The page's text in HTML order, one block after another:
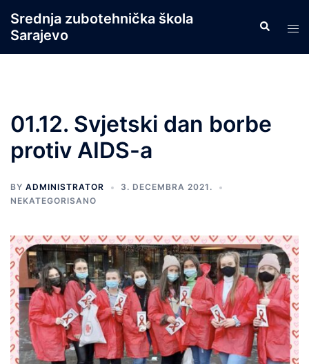
content
Srednja zubotehnička škola
Sarajevo
Search
01.12. Svjetski dan borbe
protiv AIDS-a
BY ADMINISTRATOR
3. DECEMBRA 2021.
NEKATEGORISANO